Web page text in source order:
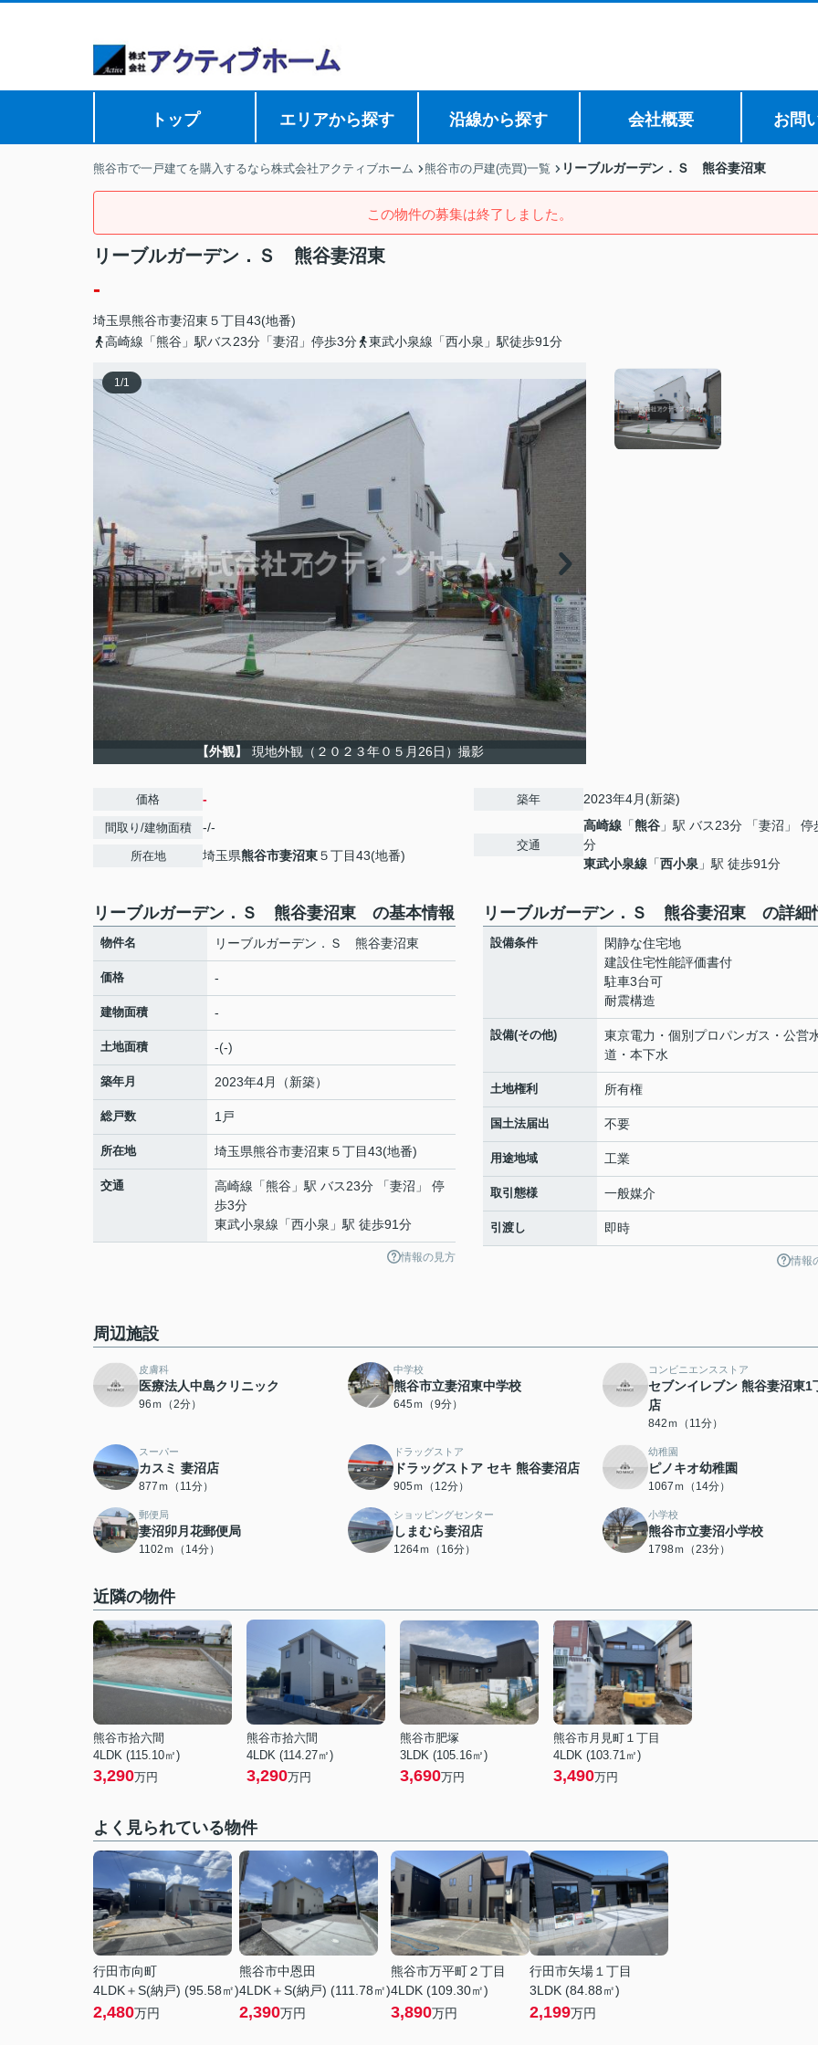
トップ エリアから探す 沿線から探す 会社概要 お問
熊谷市で一戸建てを購入するなら株式会社アクティブホーム 熊谷市の戸建(売買)一覧 リーブルガーデン．Ｓ 熊谷妻沼東
この物件の募集は終了しました。
リーブルガーデン．Ｓ 熊谷妻沼東
-
埼玉県熊谷市妻沼東 ５丁目43(地番)
高崎線「熊谷」駅バス23分「妻沼」停歩3分
東武小泉線「西小泉」駅徒歩91分
1/1
【外観】 現地外観（２０２３年０５月26日）撮影
価格 -
間取り/建物面積 -/-
所在地 埼玉県熊谷市妻沼東５丁目43(地番)
築年 2023年4月(新築)
交通
高崎線 「熊谷 」駅 バス23分 「妻沼」 停
分
東武小泉線 「西小泉 」駅 徒歩91分
リーブルガーデン．Ｓ 熊谷妻沼東 の基本情報
物件名 リーブルガーデン．Ｓ 熊谷妻沼東
価格 -
建物面積 -
土地面積 -(-)
築年月 2023年4月（新築）
総戸数 1戸
所在地 埼玉県熊谷市妻沼東 ５丁目43(地番)
交通 高崎線 「熊谷 」駅 バス23分 「妻沼」 停
歩3分
東武小泉線 「西小泉 」駅 徒歩91分
情報の見方
リーブルガーデン．Ｓ 熊谷妻沼東 の詳細
設備条件
閑静な住宅地
建設住宅性能評価書付
駐車3台可
耐震構造
設備(その他)
東京電力・個別プロパンガス・公営
道・本下水
土地権利 所有権
国土法届出 不要
用途地域 工業
取引態様 一般媒介
引渡し 即時
情報
周辺施設
皮膚科
医療法人中島クリニック
96ｍ（2分）
中学校
熊谷市立妻沼東中学校
645ｍ（9分）
コンビニエンスストア
セブンイレブン 熊谷妻沼東1
店
842ｍ（11分）
スーパー
カスミ 妻沼店
877ｍ（11分）
ドラッグストア
ドラッグストア セキ 熊谷妻沼店
905ｍ（12分）
幼稚園
ピノキオ幼稚園
1067ｍ（14分）
郵便局
妻沼卯月花郵便局
1102ｍ（14分）
ショッピングセンター
しまむら妻沼店
1264ｍ（16分）
小学校
熊谷市立妻沼小学校
1798ｍ（23分）
近隣の物件
熊谷市拾六間
4LDK (115.10㎡)
3,290万円
熊谷市拾六間
4LDK (114.27㎡)
3,290万円
熊谷市肥塚
3LDK (105.16㎡)
3,690万円
熊谷市月見町１丁目
4LDK (103.71㎡)
3,490万円
よく見られている物件
行田市向町
4LDK＋S(納戸) (95.58㎡)
2,480万円
熊谷市中恩田
4LDK＋S(納戸) (111.78㎡)
2,390万円
熊谷市万平町２丁目
4LDK (109.30㎡)
3,890万円
行田市矢場１丁目
3LDK (84.88㎡)
2,199万円